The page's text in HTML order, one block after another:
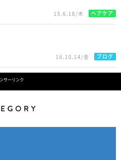
15.6.18/木 ヘアケア
16.10.14/金 ブログ
サーリンク